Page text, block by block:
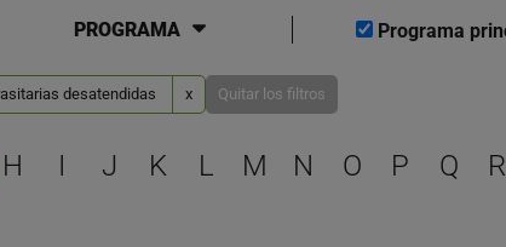
PROGRAMA Programa
desatendidas x Quitar los filtros
Selecciona una letra
H I J K L M N O P Q R